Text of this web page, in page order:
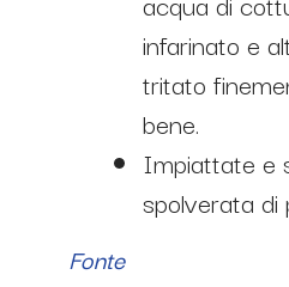
infarinato e
tritato
bene.
Impiattate e
spolverata di
Fonte